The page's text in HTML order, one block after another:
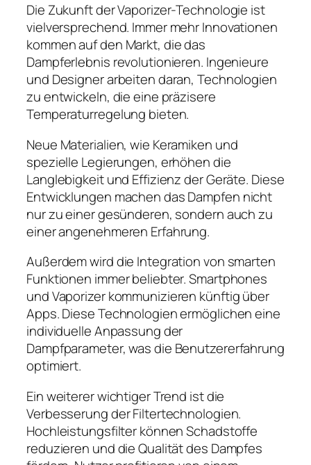
Die Zukunft der Vaporizer-Technologie ist
vielversprechend. Immer mehr Innovationen
kommen auf den Markt, die das
Dampferlebnis revolutionieren. Ingenieure
und Designer arbeiten daran, Technologien
zu entwickeln, die eine präzisere
Temperaturregelung bieten.
Neue Materialien, wie Keramiken und
spezielle Legierungen, erhöhen die
Langlebigkeit und Effizienz der Geräte. Diese
Entwicklungen machen das Dampfen nicht
nur zu einer gesünderen, sondern auch zu
einer angenehmeren Erfahrung.
Außerdem wird die Integration von smarten
Funktionen immer beliebter. Smartphones
und Vaporizer kommunizieren künftig über
Apps. Diese Technologien ermöglichen eine
individuelle Anpassung der
Dampfparameter, was die Benutzererfahrung
optimiert.
Ein weiterer wichtiger Trend ist die
Verbesserung der Filtertechnologien.
Hochleistungsfilter können Schadstoffe
reduzieren und die Qualität des Dampfes